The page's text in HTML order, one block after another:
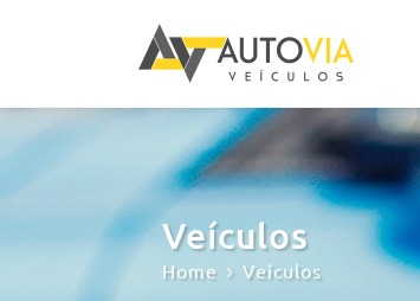
Veículos
Home Veículos